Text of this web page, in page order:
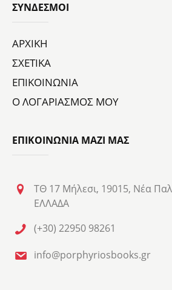
ΣΎΝΔΕΣΜΟΙ
ΑΡΧΙΚΗ
ΣΧΕΤΙΚΑ
ΕΠΙΚΟΙΝΩΝΙΑ
Ο ΛΟΓΑΡΙΑΣΜΟΣ ΜΟΥ
ΕΠΙΚΟΙΝΩΝΙΑ ΜΑΖΙ ΜΑΣ
ΤΘ 17 Μήλεσι, 19015, Νέα
ΕΛΛΑΔΑ
(+30) 22950 98261
info@porphyriosbooks.gr